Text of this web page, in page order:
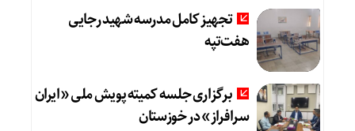
تجهیز کامل مدرسه شهید رجایی
هفت‌تپه
برگزاری جلسه کمیته پویش ملی «ایران
سرافراز» در خوزستان